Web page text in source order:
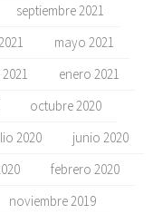
septiembre 2021
mayo 2021
enero 2021
octubre 2020
2020
junio 2020
febrero 2020
noviembre 2019